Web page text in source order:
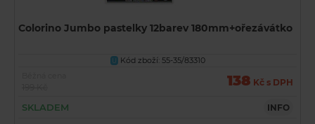
Colorino Jumbo pastelky 12barev 180mm+ořezávátko
U Kód zboží: 55-35/83310
138 Kč s DPH
SKLADEM INFO